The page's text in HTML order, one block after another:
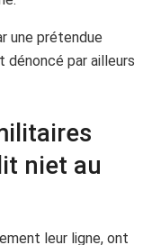
une prétendue
par ailleurs
niet au
leur ligne, ont